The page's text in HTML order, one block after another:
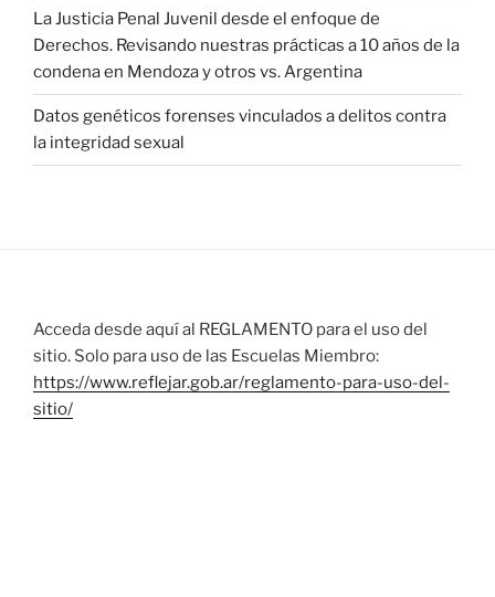
La Justicia Penal Juvenil desde el enfoque de
Derechos. Revisando nuestras prácticas a 10 años de la
condena en Mendoza y otros vs. Argentina
Datos genéticos forenses vinculados a delitos contra
la integridad sexual
Acceda desde aquí al REGLAMENTO para el uso del
sitio. Solo para uso de las Escuelas Miembro:
https://www.reflejar.gob.ar/reglamento-para-uso-del-
sitio/